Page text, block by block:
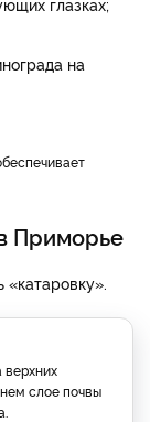
на
Приморье
верхних
слое почвы